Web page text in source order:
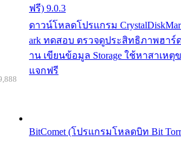
ฟรี) 9.0.3
ดาวน์โหลดโปรแกรม
ark ทดสอบ ตรวจดูประสิทธิภาพฮาร์
าน เขียนข้อมูล Storage ใช้หาสาเหตุข
แจกฟรี
BitComet (โปรแกรมโหลดบิท Bit